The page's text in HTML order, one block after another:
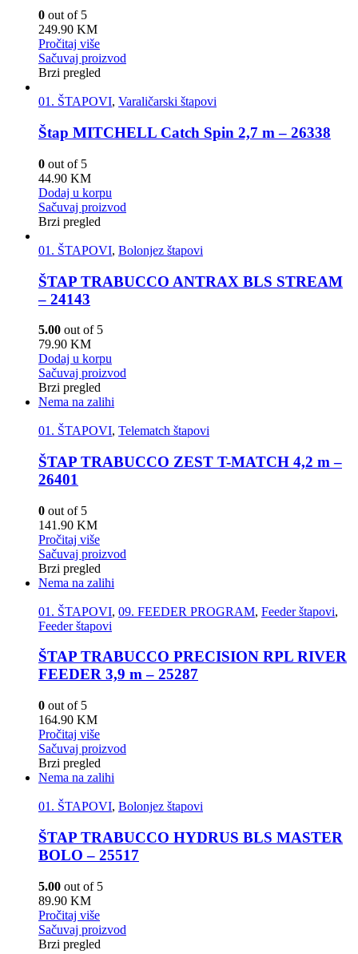
0 out of 5
249.90 KM
Pročitaj više
Sačuvaj proizvod
Brzi pregled
01. ŠTAPOVI, Varaličarski štapovi
Štap MITCHELL Catch Spin 2,7 m – 26338
0 out of 5
44.90 KM
Dodaj u korpu
Sačuvaj proizvod
Brzi pregled
01. ŠTAPOVI, Bolonjez štapovi
ŠTAP TRABUCCO ANTRAX BLS STREAM
– 24143
5.00 out of 5
79.90 KM
Dodaj u korpu
Sačuvaj proizvod
Brzi pregled
Nema na zalihi
01. ŠTAPOVI, Telematch štapovi
ŠTAP TRABUCCO ZEST T-MATCH 4,2 m –
26401
0 out of 5
141.90 KM
Pročitaj više
Sačuvaj proizvod
Brzi pregled
Nema na zalihi
01. ŠTAPOVI, 09. FEEDER PROGRAM, Feeder štapovi,
Feeder štapovi
ŠTAP TRABUCCO PRECISION RPL RIVER
FEEDER 3,9 m – 25287
0 out of 5
164.90 KM
Pročitaj više
Sačuvaj proizvod
Brzi pregled
Nema na zalihi
01. ŠTAPOVI, Bolonjez štapovi
ŠTAP TRABUCCO HYDRUS BLS MASTER
BOLO – 25517
5.00 out of 5
89.90 KM
Pročitaj više
Sačuvaj proizvod
Brzi pregled